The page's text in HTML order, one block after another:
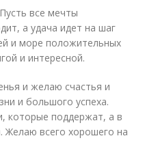
все мечты
а удача идет на шаг
и море положительных
и интересной.
и желаю счастья и
и большого успеха.
которые поддержат, а в
Желаю всего хорошего на